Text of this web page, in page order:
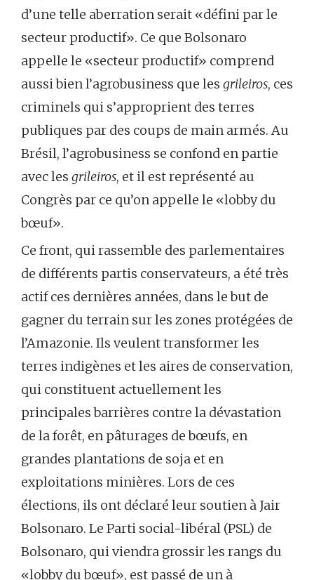
d’une telle aberration serait «défini par le
secteur productif». Ce que Bolsonaro
appelle le «secteur productif» comprend
aussi bien l’agrobusiness que les grileiros, ces
criminels qui s’approprient des terres
publiques par des coups de main armés. Au
Brésil, l’agrobusiness se confond en partie
avec les grileiros, et il est représenté au
Congrès par ce qu’on appelle le «lobby du
bœuf».
Ce front, qui rassemble des parlementaires
de différents partis conservateurs, a été très
actif ces dernières années, dans le but de
gagner du terrain sur les zones protégées de
l’Amazonie. Ils veulent transformer les
terres indigènes et les aires de conservation,
qui constituent actuellement les
principales barrières contre la dévastation
de la forêt, en pâturages de bœufs, en
grandes plantations de soja et en
exploitations minières. Lors de ces
élections, ils ont déclaré leur soutien à Jair
Bolsonaro. Le Parti social-libéral (PSL) de
Bolsonaro, qui viendra grossir les rangs du
«lobby du bœuf», est passé de un à